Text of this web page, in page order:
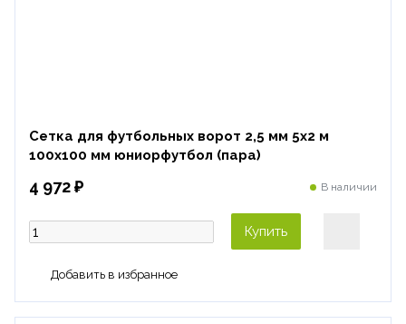
Сетка для футбольных ворот 2,5 мм 5х2 м
100х100 мм юниорфутбол (пара)
4 972 ₽ В наличии
Купить